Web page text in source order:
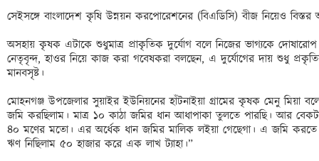
সেইসঙ্গে বাংলাদেশ কৃষি উন্নয়ন করপোরেশনের (বিএডিসি) বীজ নিয়েও
অসহায় কৃষক এটাকে শুধুমাত্র প্রাকৃতিক দুর্যোগ বলে নিজের ভাগ্যকে
নেতৃবৃন্দ, হাওর নিয়ে কাজ করা গবেষকরা বলছেন, এ দুর্যোগের দায় শুধু
মানবসৃষ্ট।
মোহনগঞ্জ উপজেলার সুয়াইর ইউনিয়নের হাঁটনাইয়া গ্রামের কৃষক মেনু মিয়া
জমি করছিলাম। মাত্র ১০ কাঠা জমির ধান আধাপাকা তুলতে পারছি। আর
৪০ মণের মতো। এর অর্ধেক ধান জমির মালিক লইয়া গেছেগা। এ জমি
ঋণ নিছিলাম ৫০ হাজার করে এক লাখ ট্যাহা।”